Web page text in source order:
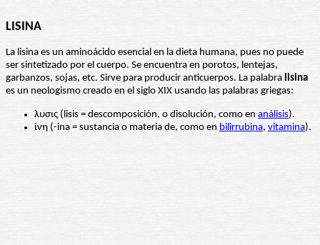
LISINA
La lisina es un aminoácido esencial en la dieta humana, pues no puede
ser sintetizado por el cuerpo. Se encuentra en porotos, lentejas,
garbanzos, sojas, etc. Sirve para producir anticuerpos. La palabra lisina
es un neologismo creado en el siglo XIX usando las palabras griegas:
λυσις (lisis = descomposición, o disolución, como en análisis).
ίνη (-ina = sustancia o materia de, como en bilirrubina, vitamina).